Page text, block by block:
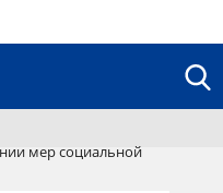
мер социальной